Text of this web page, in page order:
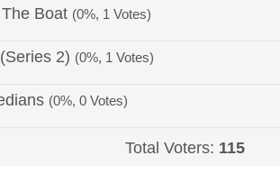
Boat (0%, 1 Votes)
2) (0%, 1 Votes)
(0%, 0 Votes)
Total Voters: 115